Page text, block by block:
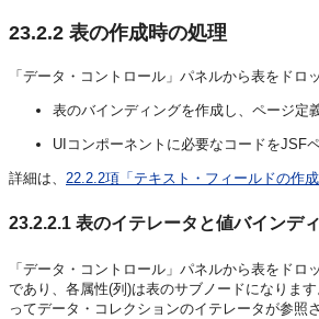
23.2.2 表の作成時の処理
「データ・コントロール」パネルから表をド
表のバインディングを作成し、ページ定
UIコンポーネントに必要なコードをJSF
詳細は、 22.2.2項「テキスト・フィールドの作成
23.2.2.1 表のイテレータと値バインデ
「データ・コントロール」パネルから表をド
であり、各属性(列)は表のサブノードになりま
ってデータ・コレクションのイテレータが参